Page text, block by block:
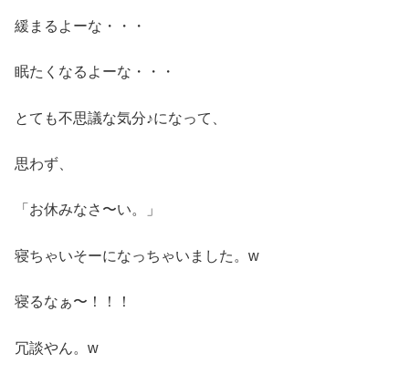
緩まるよーな・・・
眠たくなるよーな・・・
とても不思議な気分♪になって、
思わず、
「お休みなさ〜い。」
寝ちゃいそーになっちゃいました。w
寝るなぁ〜！！！
冗談やん。w